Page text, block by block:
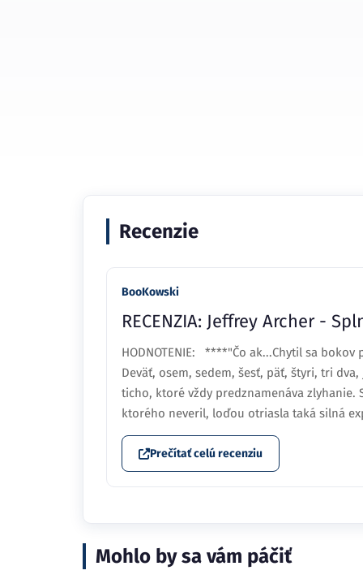
Recenzie
BooKowski
RECENZIA: Jeffrey Archer -
HODNOTENIE: ****"Čo ak...Chytil sa
Deväť, osem, sedem, šesť, päť, štyri, tri
ticho, ktoré vždy predznamenáva zlyhanie.
ktorého neveril, loďou otriasla taká silná
Prečítať celú recenziu
Mohlo by sa vám páčiť